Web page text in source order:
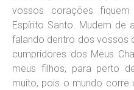
vossos corações
Espírito Santo. Mudem de
falando dentro dos vossos
cumpridores dos Meus
meus filhos, para perto
muito, pois o mundo corre